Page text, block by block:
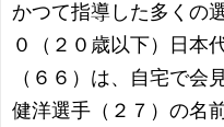
かつて指導した多くの
０（２０歳以下）日本
（６６）は、自宅で会
健洋選手（２７）の名